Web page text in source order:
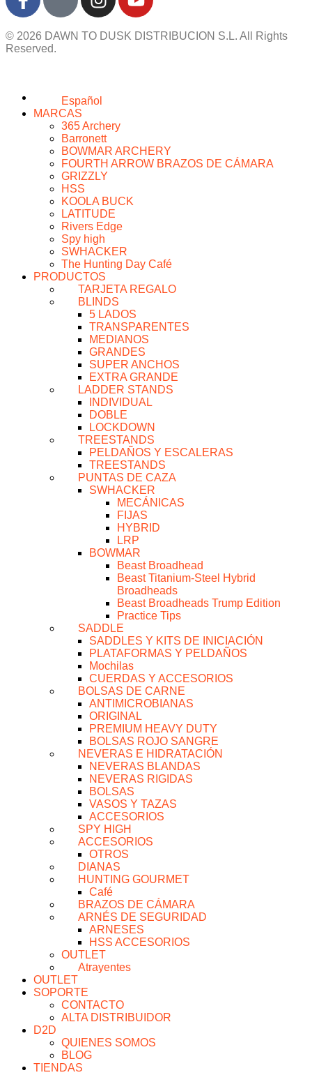
© 2026 DAWN TO DUSK DISTRIBUCION S.L. All Rights
Reserved.
Español
MARCAS
365 Archery
Barronett
BOWMAR ARCHERY
FOURTH ARROW BRAZOS DE CÁMARA
GRIZZLY
HSS
KOOLA BUCK
LATITUDE
Rivers Edge
Spy high
SWHACKER
The Hunting Day Café
PRODUCTOS
TARJETA REGALO
BLINDS
5 LADOS
TRANSPARENTES
MEDIANOS
GRANDES
SUPER ANCHOS
EXTRA GRANDE
LADDER STANDS
INDIVIDUAL
DOBLE
LOCKDOWN
TREESTANDS
PELDAÑOS Y ESCALERAS
TREESTANDS
PUNTAS DE CAZA
SWHACKER
MECÁNICAS
FIJAS
HYBRID
LRP
BOWMAR
Beast Broadhead
Beast Titanium-Steel Hybrid
Broadheads
Beast Broadheads Trump Edition
Practice Tips
SADDLE
SADDLES Y KITS DE INICIACIÓN
PLATAFORMAS Y PELDAÑOS
Mochilas
CUERDAS Y ACCESORIOS
BOLSAS DE CARNE
ANTIMICROBIANAS
ORIGINAL
PREMIUM HEAVY DUTY
BOLSAS ROJO SANGRE
NEVERAS E HIDRATACIÓN
NEVERAS BLANDAS
NEVERAS RIGIDAS
BOLSAS
VASOS Y TAZAS
ACCESORIOS
SPY HIGH
ACCESORIOS
OTROS
DIANAS
HUNTING GOURMET
Café
BRAZOS DE CÁMARA
ARNÉS DE SEGURIDAD
ARNESES
HSS ACCESORIOS
OUTLET
Atrayentes
OUTLET
SOPORTE
CONTACTO
ALTA DISTRIBUIDOR
D2D
QUIENES SOMOS
BLOG
TIENDAS